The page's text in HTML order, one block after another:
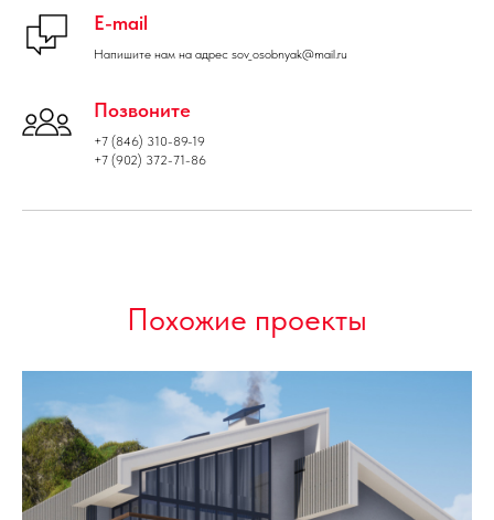
E-mail
Напишите нам на адрес sov_osobnyak@mail.ru
Позвоните
+7 (846) 310-89-19
+7 (902) 372-71-86
Похожие проекты